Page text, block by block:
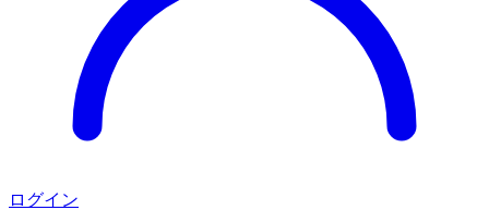
ログイン